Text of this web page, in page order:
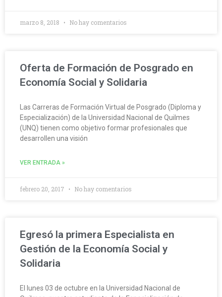
marzo 8, 2018 No hay comentarios
Oferta de Formación de Posgrado en
Economía Social y Solidaria
Las Carreras de Formación Virtual de Posgrado (Diploma y
Especialización) de la Universidad Nacional de Quilmes
(UNQ) tienen como objetivo formar profesionales que
desarrollen una visión
VER ENTRADA »
febrero 20, 2017 No hay comentarios
Egresó la primera Especialista en
Gestión de la Economía Social y
Solidaria
El lunes 03 de octubre en la Universidad Nacional de